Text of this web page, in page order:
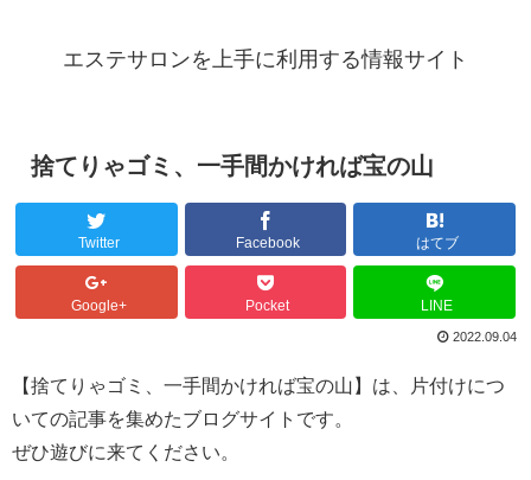
エステサロンを上手に利用する情報サイト
捨てりゃゴミ、一手間かければ宝の山
Twitter Facebook はてブ
Google+ Pocket LINE
2022.09.04
【捨てりゃゴミ、一手間かければ宝の山】は、片付けにつ
いての記事を集めたブログサイトです。
ぜひ遊びに来てください。